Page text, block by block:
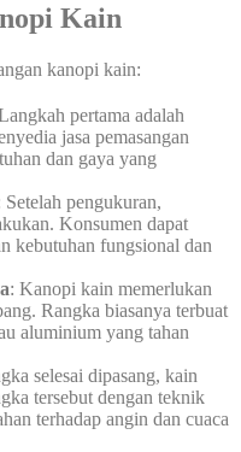
Kain
kanopi kain:
pertama adalah
jasa pemasangan
dan gaya yang
Setelah pengukuran,
Konsumen dapat
kebutuhan fungsional dan
: Kanopi kain memerlukan
Rangka biasanya terbuat
aluminium yang tahan
selesai dipasang, kain
tersebut dengan teknik
terhadap angin dan cuaca